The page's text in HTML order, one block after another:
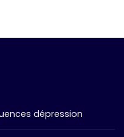
dépression